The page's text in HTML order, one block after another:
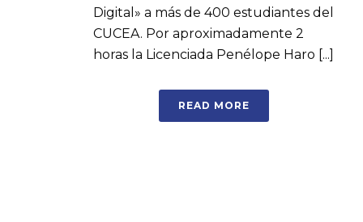
Digital» a más de 400 estudiantes del
CUCEA. Por aproximadamente 2
horas la Licenciada Penélope Haro [...]
READ MORE